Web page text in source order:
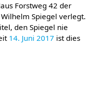
Forstweg 42 der
Spiegel verlegt.
den Spiegel nie
14. Juni 2017 ist dies